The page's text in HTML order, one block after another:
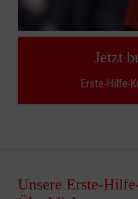
Jetzt
Erste-Hilfe-
Unsere Erste-